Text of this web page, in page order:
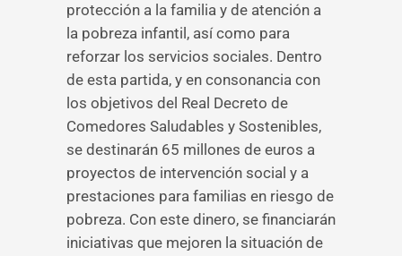
protección a la familia y de atención a
la pobreza infantil, así como para
reforzar los servicios sociales. Dentro
de esta partida, y en consonancia con
los objetivos del Real Decreto de
Comedores Saludables y Sostenibles,
se destinarán 65 millones de euros a
proyectos de intervención social y a
prestaciones para familias en riesgo de
pobreza. Con este dinero, se financiarán
iniciativas que mejoren la situación de